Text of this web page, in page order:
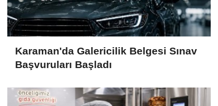
Karaman'da Galericilik Belgesi Sınav
Başvuruları Başladı